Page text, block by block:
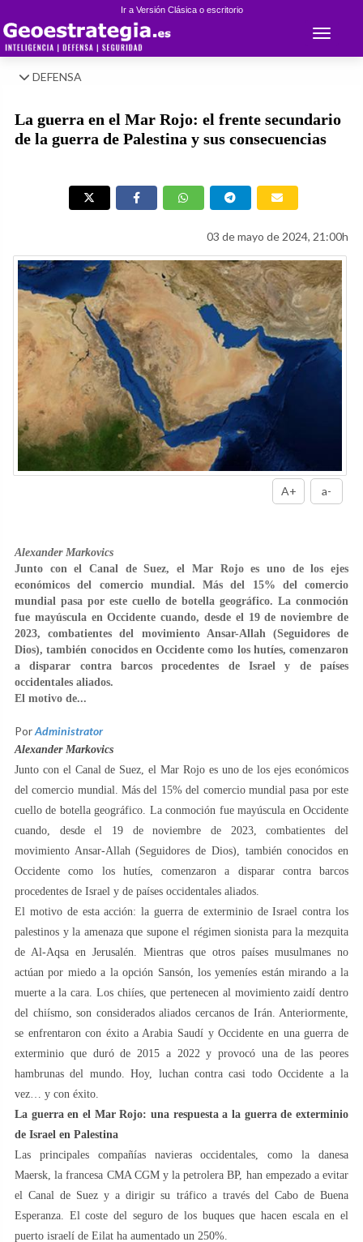
Ir a Versión Clásica o escritorio
Toggle
DEFENSA
La guerra en el Mar Rojo: el frente secundario
de la guerra de Palestina y sus consecuencias
03 de mayo de 2024, 21:00h
A+ a-
Alexander Markovics
Junto con el Canal de Suez, el Mar Rojo es uno de los ejes
económicos del comercio mundial. Más del 15% del comercio
mundial pasa por este cuello de botella geográfico. La conmoción
fue mayúscula en Occidente cuando, desde el 19 de noviembre de
2023, combatientes del movimiento Ansar-Allah (Seguidores de
Dios), también conocidos en Occidente como los hutíes, comenzaron
a disparar contra barcos procedentes de Israel y de países
occidentales aliados.
El motivo de...
PorAdministrator
Alexander Markovics
Junto con el Canal de Suez, el Mar Rojo es uno de los ejes económicos
del comercio mundial. Más del 15% del comercio mundial pasa por este
cuello de botella geográfico. La conmoción fue mayúscula en Occidente
cuando, desde el 19 de noviembre de 2023, combatientes del
movimiento Ansar-Allah (Seguidores de Dios), también conocidos en
Occidente como los hutíes, comenzaron a disparar contra barcos
procedentes de Israel y de países occidentales aliados.
El motivo de esta acción: la guerra de exterminio de Israel contra los
palestinos y la amenaza que supone el régimen sionista para la mezquita
de Al-Aqsa en Jerusalén. Mientras que otros países musulmanes no
actúan por miedo a la opción Sansón, los yemeníes están mirando a la
muerte a la cara. Los chiíes, que pertenecen al movimiento zaidí dentro
del chiísmo, son considerados aliados cercanos de Irán. Anteriormente,
se enfrentaron con éxito a Arabia Saudí y Occidente en una guerra de
exterminio que duró de 2015 a 2022 y provocó una de las peores
hambrunas del mundo. Hoy, luchan contra casi todo Occidente a la
vez… y con éxito.
La guerra en el Mar Rojo: una respuesta a la guerra de exterminio
de Israel en Palestina
Las principales compañías navieras occidentales, como la danesa
Maersk, la francesa CMA CGM y la petrolera BP, han empezado a evitar
el Canal de Suez y a dirigir su tráfico a través del Cabo de Buena
Esperanza. El coste del seguro de los buques que hacen escala en el
puerto israelí de Eilat ha aumentado un 250%.